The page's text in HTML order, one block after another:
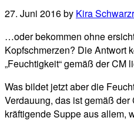
27. Juni 2016by Kira
…oder bekommen ohne
Kopfschmerzen? Die Antwort
„Feuchtigkeit“ gemäß der CM
Was bildet jetzt aber die
Verdauung, das ist gemäß der
kräftigende Suppe aus allem,